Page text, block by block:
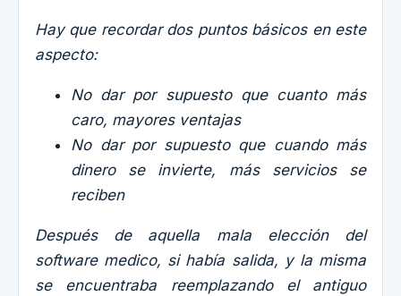
Hay que recordar dos puntos básicos en este
aspecto:
No dar por supuesto que cuanto más
caro, mayores ventajas
No dar por supuesto que cuando más
dinero se invierte, más servicios se
reciben
Después de aquella mala elección del
software medico, si había salida, y la misma
se encuentraba reemplazando el antiguo